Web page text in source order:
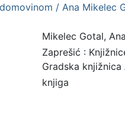
/ Ana Mikelec
Mikelec Gotal,
Zaprešić :
Gradska
knjiga